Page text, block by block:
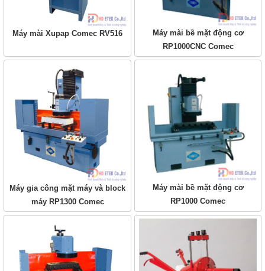
Máy mài Xupap Comec RV516
Máy mài bề mặt động cơ
RP1000CNC Comec
Máy gia công mặt máy và block
máy RP1300 Comec
Máy mài bề mặt động cơ
RP1000 Comec